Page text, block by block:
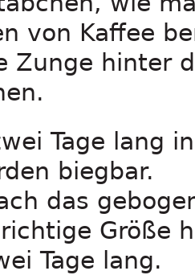
von Kaffee
Zunge hinter
Tage lang
biegbar.
das
Größe
Tage lang.